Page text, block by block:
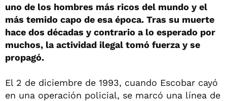
uno de los hombres más ricos del mundo y el
más temido capo de esa época. Tras su muerte
hace dos décadas y contrario a lo esperado por
muchos, la actividad ilegal tomó fuerza y se
propagó.
El 2 de diciembre de 1993, cuando Escobar cayó
en una operación policial, se marcó una línea de